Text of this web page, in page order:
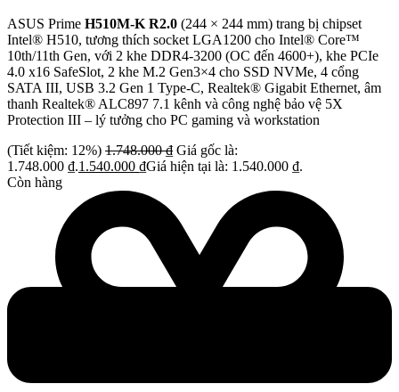
ASUS Prime H510M-K R2.0 (244 × 244 mm) trang bị chipset
Intel® H510, tương thích socket LGA1200 cho Intel® Core™
10th/11th Gen, với 2 khe DDR4-3200 (OC đến 4600+), khe PCIe
4.0 x16 SafeSlot, 2 khe M.2 Gen3×4 cho SSD NVMe, 4 cổng
SATA III, USB 3.2 Gen 1 Type-C, Realtek® Gigabit Ethernet, âm
thanh Realtek® ALC897 7.1 kênh và công nghệ bảo vệ 5X
Protection III – lý tưởng cho PC gaming và workstation
(Tiết kiệm: 12%) 1.748.000₫ Giá gốc là:
1.748.000 ₫.1.540.000 ₫Giá hiện tại là: 1.540.000 ₫.
Còn hàng